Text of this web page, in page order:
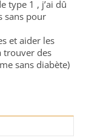
type 1 , j’ai dû
sans pour
et aider les
trouver des
sans diabète)